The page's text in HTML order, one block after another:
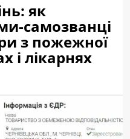
як
самозванці
з пожежної
і лікарнях